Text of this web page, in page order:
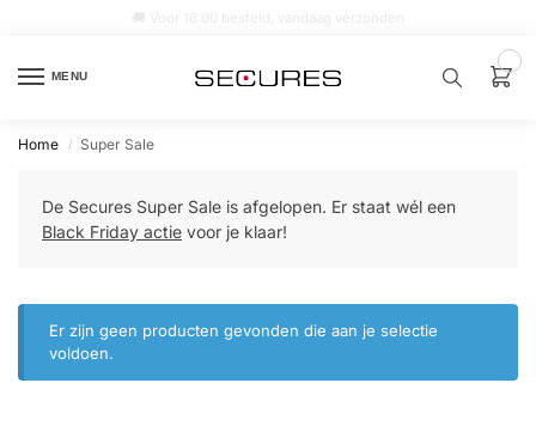
MENU
Home / Super Sale
De Secures Super Sale is afgelopen. Er staat wél een
Black Friday actie voor je klaar!
Er zijn geen producten gevonden die aan je selectie
voldoen.